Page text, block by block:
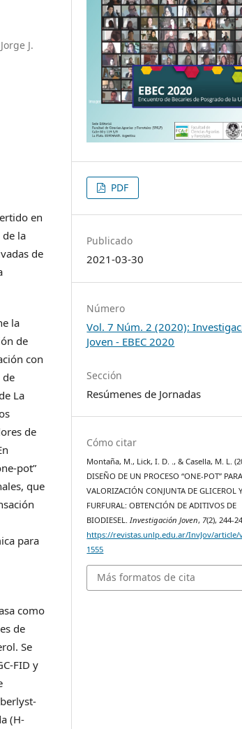
J.
en
la
de
la
de
con
de
La
de
pot”
que
para
como
de
Se
FID y
(H-
PDF
Publicado
2021-03-30
Número
Vol. 7 Núm. 2 (2020):
Joven - EBEC 2020
Sección
Resúmenes de Jornadas
Cómo citar
Montaña, M., Lick, I. D. ., & Casella, M. L.
DISEÑO DE UN PROCESO “ONE-POT”
VALORIZACIÓN CONJUNTA DE GLICEROL
FURFURAL: OBTENCIÓN DE ADITIVOS DE
BIODIESEL.Investigación Joven, 7(2), 244-
https://revistas.unlp.edu.ar/InvJov/article/
1555
Más formatos de cita